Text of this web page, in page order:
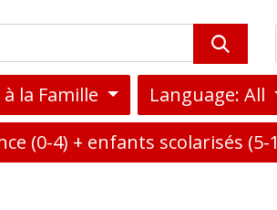
la Famille
Language: All
(0-4) + enfants scolarisés (5-